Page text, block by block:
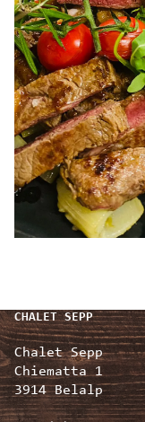
CHALET SEPP
Chalet Sepp
Chiematta 1
3914 Belalp